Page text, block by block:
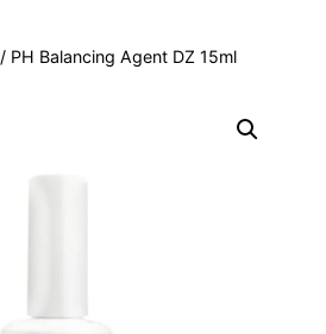
/ PH Balancing Agent DZ 15ml